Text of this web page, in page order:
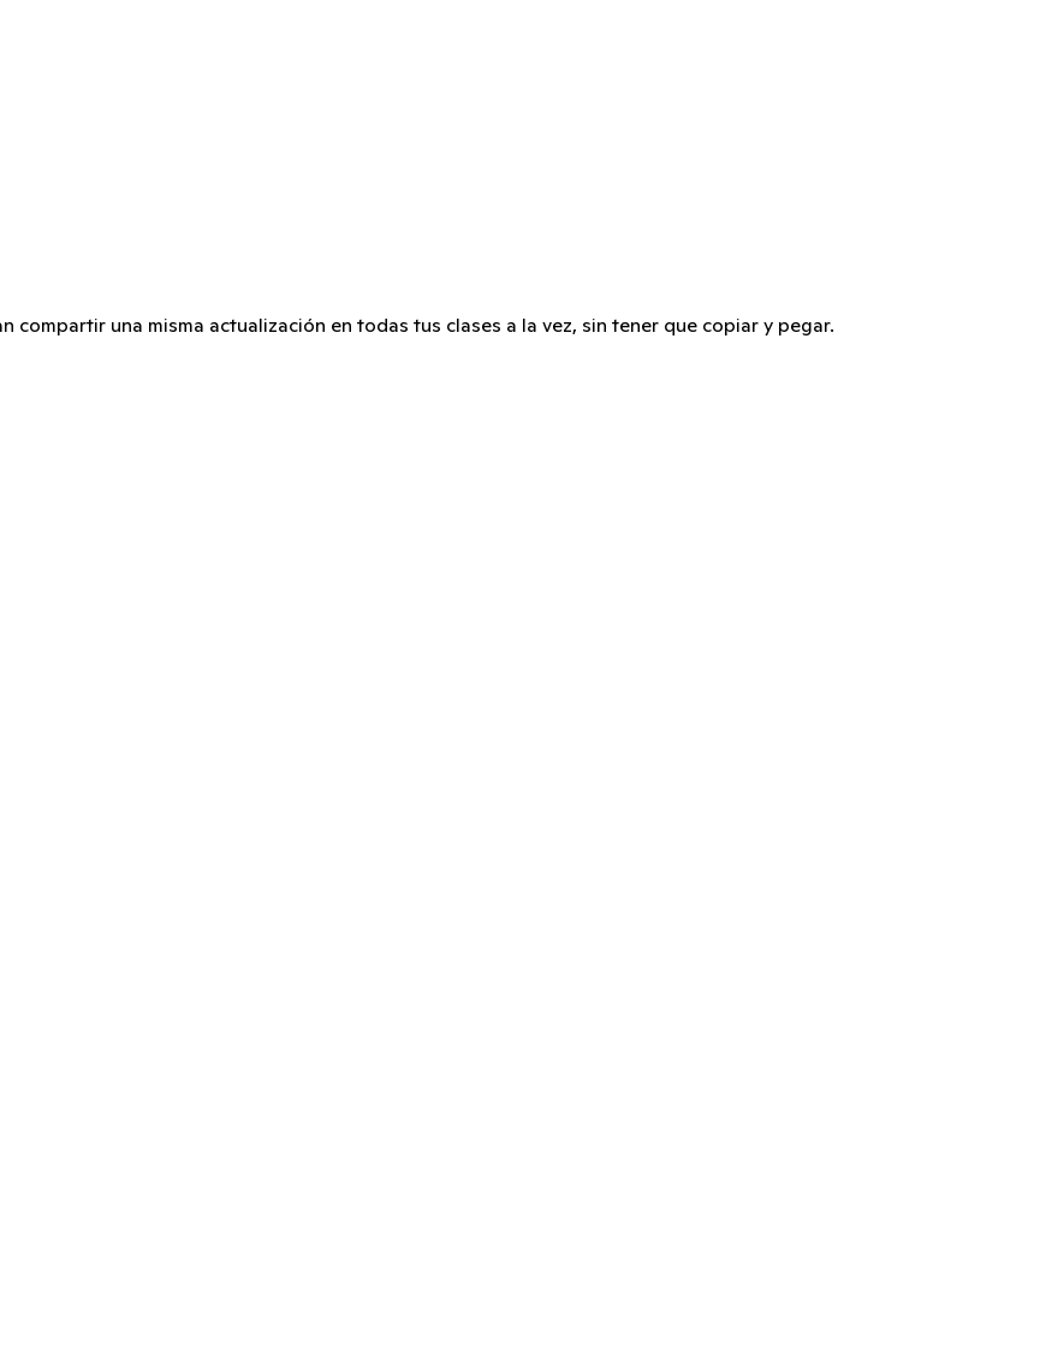
compartir una misma actualización en todas tus clases a la vez, sin tener que copiar y pegar.